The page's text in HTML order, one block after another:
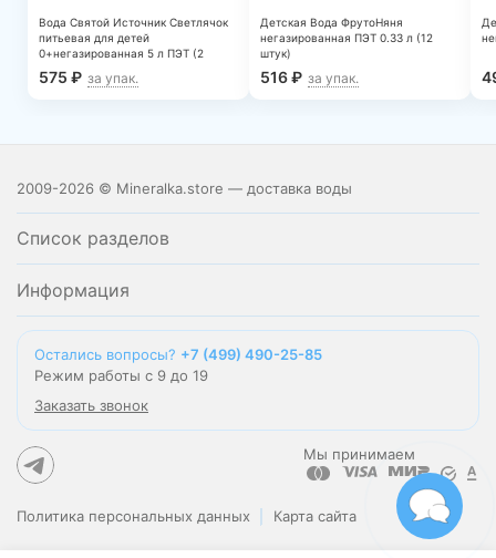
Вода Святой Источник Светлячок
питьевая для детей
0+негазированная 5 л ПЭТ (2
штуки)
575 ₽ за упак.
Детская Вода ФрутоНяня
негазированная ПЭТ 0.33 л (12
штук)
516₽ за упак.
2009-2026 © Mineralka.store — доставка воды
Список разделов
Информация
Остались вопросы? +7 (499) 490-25-85
Режим работы с 9 до 19
Заказать звонок
Мы принимаем
Политика персональных данных Карта сайта